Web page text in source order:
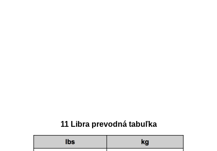
11 Libra prevodná tabuľka